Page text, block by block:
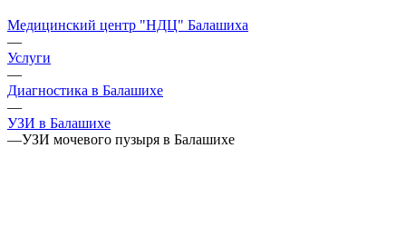
Медицинский центр "НДЦ" Балашиха
—
Услуги
—
Диагностика в Балашихе
—
УЗИ в Балашихе
—УЗИ мочевого пузыря в Балашихе